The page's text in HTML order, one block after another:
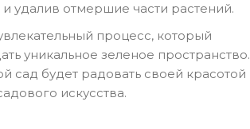
удалив отмершие части растений.
процесс, который
уникальное зеленое пространство.
сад будет радовать своей красотой
искусства.